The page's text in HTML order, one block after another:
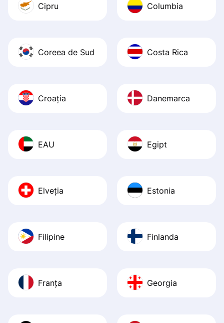
Cipru Columbia
Coreea de Sud Costa Rica
Croația Danemarca
EAU Egipt
Elveția Estonia
Filipine Finlanda
Franța Georgia